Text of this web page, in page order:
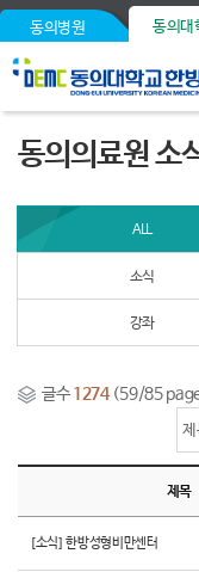
동의병원 동의대
동의의료원 소
ALL
소식
강좌
글수1274(59/85
제목
[소식] 한방성형비만센터